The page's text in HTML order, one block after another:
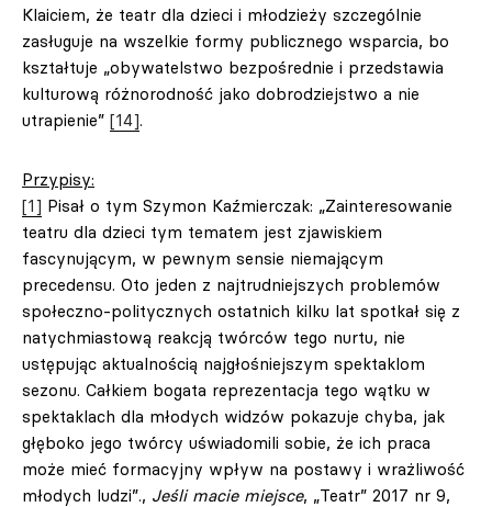
Klaiciem, że teatr dla dzieci i młodzieży szczególnie
zasługuje na wszelkie formy publicznego wsparcia, bo
kształtuje „obywatelstwo bezpośrednie i przedstawia
kulturową różnorodność jako dobrodziejstwo a nie
utrapienie” [14].
Przypisy:
[1] Pisał o tym Szymon Kaźmierczak: „Zainteresowanie
teatru dla dzieci tym tematem jest zjawiskiem
fascynującym, w pewnym sensie niemającym
precedensu. Oto jeden z najtrudniejszych problemów
społeczno-politycznych ostatnich kilku lat spotkał się z
natychmiastową reakcją twórców tego nurtu, nie
ustępując aktualnością najgłośniejszym spektaklom
sezonu. Całkiem bogata reprezentacja tego wątku w
spektaklach dla młodych widzów pokazuje chyba, jak
głęboko jego twórcy uświadomili sobie, że ich praca
może mieć formacyjny wpływ na postawy i wrażliwość
młodych ludzi”., Jeśli macie miejsce, „Teatr” 2017 nr 9,